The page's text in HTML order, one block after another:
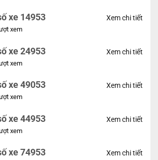
xe 14953
xem
Xem chi tiết
xe 24953
xem
Xem chi tiết
xe 49053
xem
Xem chi tiết
xe 44953
xem
Xem chi tiết
xe 74953 Xem chi tiết